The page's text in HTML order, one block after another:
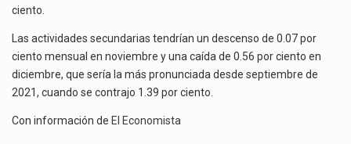
ciento.
Las actividades secundarias tendrían un descenso de 0.07 por
ciento mensual en noviembre y una caída de 0.56 por ciento en
diciembre, que sería la más pronunciada desde septiembre de
2021, cuando se contrajo 1.39 por ciento.
Con información de El Economista